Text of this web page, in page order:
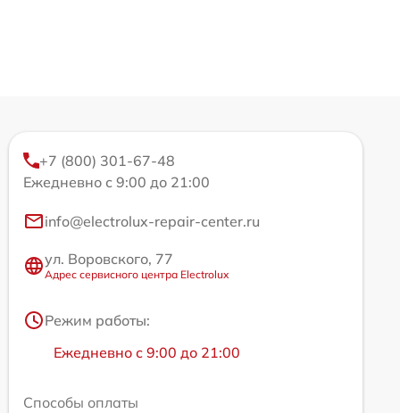
+7 (800) 301-67-48
Ежедневно с 9:00 до 21:00
info@electrolux-repair-center.ru
ул. Воровского, 77
Адрес сервисного центра Electrolux
Режим работы:
Ежедневно с 9:00 до 21:00
Способы оплаты